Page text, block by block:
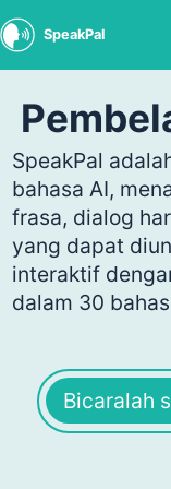
SpeakPal
SpeakPal
bahasa AI,
frasa, dialog
yang dapat
interaktif
dalam 30
Bicaralah